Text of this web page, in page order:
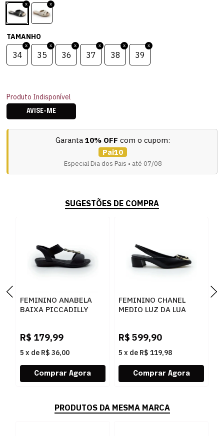
TAMANHO
34 35 36 37 38 39
Produto Indisponível
AVISE-ME
Garanta 10% OFF com o cupom:
Pai10
Especial Dia dos Pais • até 07/08
SUGESTÕES DE COMPRA
FEMININO ANABELA
BAIXA PICCADILLY
R$ 179,99
5 x de R$ 36,00
FEMININO CHANEL
MEDIO LUZ DA LUA
R$ 599,90
5 x de R$ 119,98
PRODUTOS DA MESMA MARCA